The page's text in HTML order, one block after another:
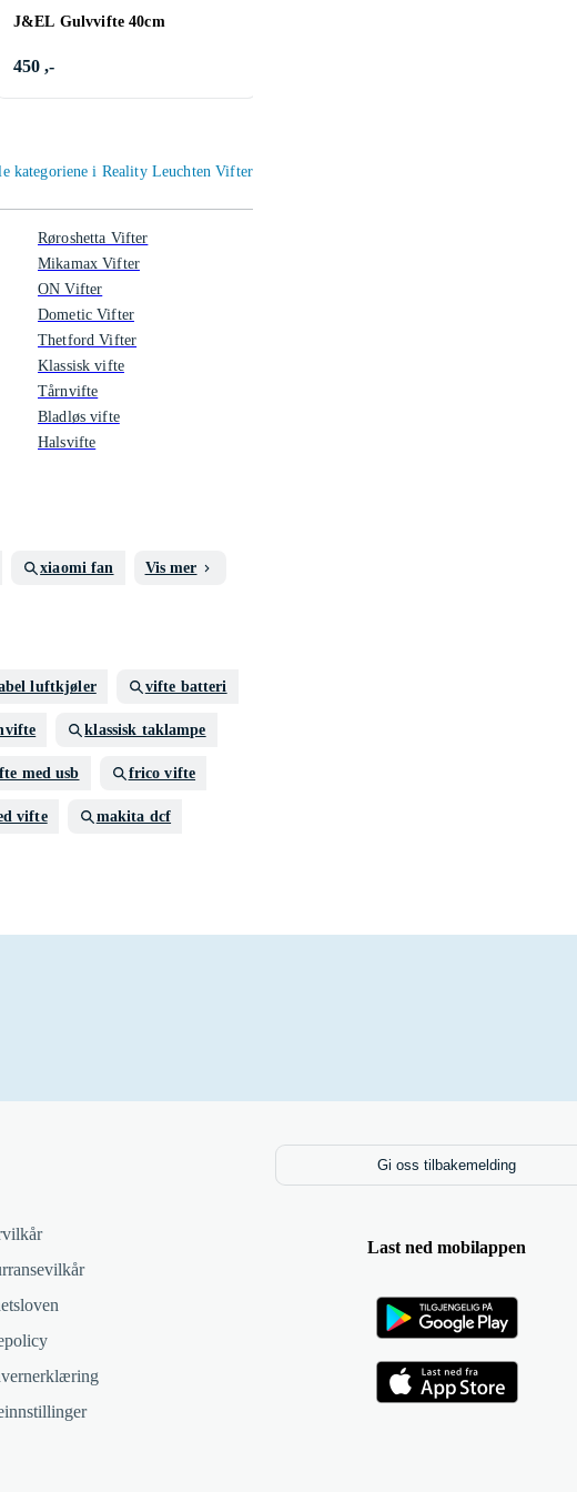
J&EL Gulvvifte 40cm
450 ,-
kategoriene i Reality Leuchten Vifter
Røroshetta Vifter
Mikamax Vifter
ON Vifter
Dometic Vifter
Thetford Vifter
Klassisk vifte
Tårnvifte
Bladløs vifte
Halsvifte
xiaomi fan Vis mer
luftkjøler vifte batteri
klassisk taklampe
med usb frico vifte
vifte makita dcf
Gi oss tilbakemelding
Last ned mobilappen